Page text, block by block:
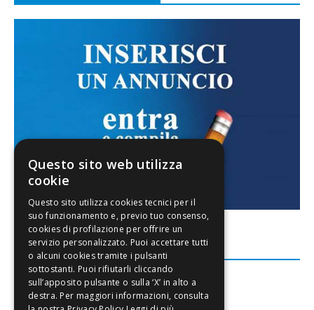
FACEBOOK
Questo sito web utilizza
cookie